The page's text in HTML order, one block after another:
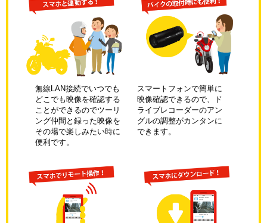
無線LAN接続でいつでも
どこでも映像を確認する
ことができるのでツーリ
ング仲間と録った映像を
その場で楽しみたい時に
便利です。
スマートフォンで簡単に
映像確認できるので、ド
ライブレコーダーのアン
グルの調整がカンタンに
できます。